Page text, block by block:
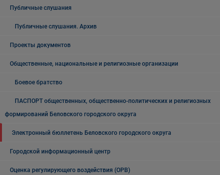
Публичные слушания
Публичные слушания. Архив
Проекты документов
Общественные, национальные и религиозные организации
Боевое братство
ПАСПОРТ общественных, общественно-политических и религиозных
формирований Беловского городского округа
Электронный бюллетень Беловского городского округа
Городской информационный центр
Оценка регулирующего воздействия (ОРВ)